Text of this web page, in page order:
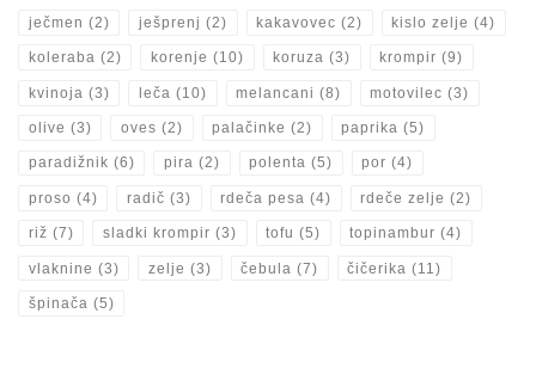
ječmen (2) ješprenj (2) kakavovec (2) kislo zelje (4)
koleraba (2) korenje (10) koruza (3) krompir (9)
kvinoja (3) leča (10) melancani (8) motovilec (3)
olive (3) oves (2) palačinke (2) paprika (5)
paradižnik (6) pira (2) polenta (5) por (4)
proso (4) radič (3) rdeča pesa (4) rdeče zelje (2)
riž (7) sladki krompir (3) tofu (5) topinambur (4)
vlaknine (3) zelje (3) čebula (7) čičerika (11)
špinača (5)